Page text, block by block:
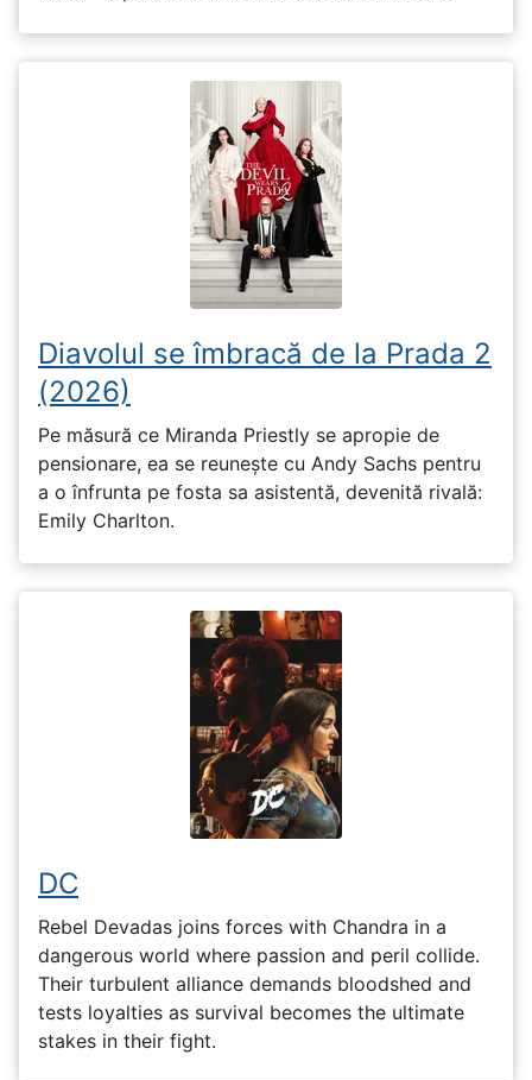
Diavolul se îmbracă de la Prada 2
(2026)
Pe măsură ce Miranda Priestly se apropie de
pensionare, ea se reunește cu Andy Sachs pentru
a o înfrunta pe fosta sa asistentă, devenită rivală:
Emily Charlton.
DC
Rebel Devadas joins forces with Chandra in a
dangerous world where passion and peril collide.
Their turbulent alliance demands bloodshed and
tests loyalties as survival becomes the ultimate
stakes in their fight.